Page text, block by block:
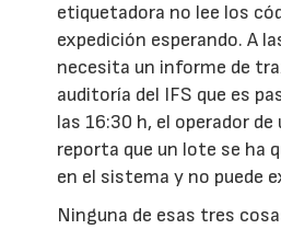
etiquetadora no lee los
expedición esperando. A
necesita un informe de
auditoría del IFS que es
las 16:30 h, el operador de
reporta que un lote se ha
en el sistema y no puede
Ninguna de esas tres